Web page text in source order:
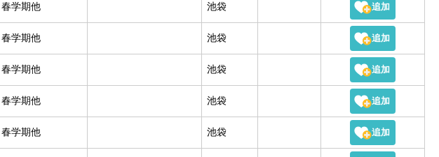
春学期他 池袋
春学期他 池袋
春学期他 池袋
春学期他 池袋
春学期他 池袋